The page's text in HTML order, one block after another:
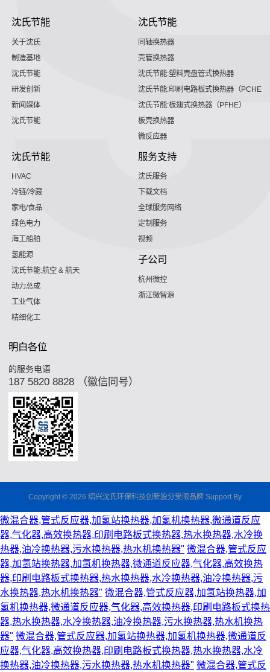
沈氏节能
关于沈氏
制造基地
沈氏节能
研发创新
新闻媒体
沈氏节能
沈氏节能
同轴换热器
壳管换热器
沈氏节能:塑料壳盘管式换热器
沈氏节能:印刷电路板式换热器（PCHE）
沈氏节能:板翅式换热器（PFHE）
板壳换热器
微反应器
沈氏节能
HVAC
冷链/冷藏
家电/食品
绿色电力
海工船舶
氢能源
沈氏节能:航空 & 航天
动力总成
工业气体
精细化工
服务支持
沈氏服务
下载文档
全球服务网络
定制服务
视频
子公司
杭州微控
浙江微智源
明白各位
的服务电语
187 5820 8828 （徽信同号）
Copyright © 2026 绍兴沈氏环保科技创新股分受限品牌 Support By
微混合器,管式反应器,加氢站换热器,加氢机换热器,微通道反应
器,气化器,高效换热器,印刷电路板式换热器,热水换热器,水冷换
热器,油冷换热器,污水换热器,热水机换热器" 微混合器,管式反应
器,加氢站换热器,加氢机换热器,微通道反应器,气化器,高效换热
器,印刷电路板式换热器,热水换热器,水冷换热器,油冷换热器,污
水换热器,热水机换热器" 微混合器,管式反应器,加氢站换热器,加
氢机换热器,微通道反应器,气化器,高效换热器,印刷电路板式换热
器,热水换热器,水冷换热器,油冷换热器,污水换热器,热水机换热
器" 微混合器,管式反应器,加氢站换热器,加氢机换热器,微通道反
应器,气化器,高效换热器,印刷电路板式换热器,热水换热器,水冷
换热器,油冷换热器,污水换热器,热水机换热器" 微混合器,管式反